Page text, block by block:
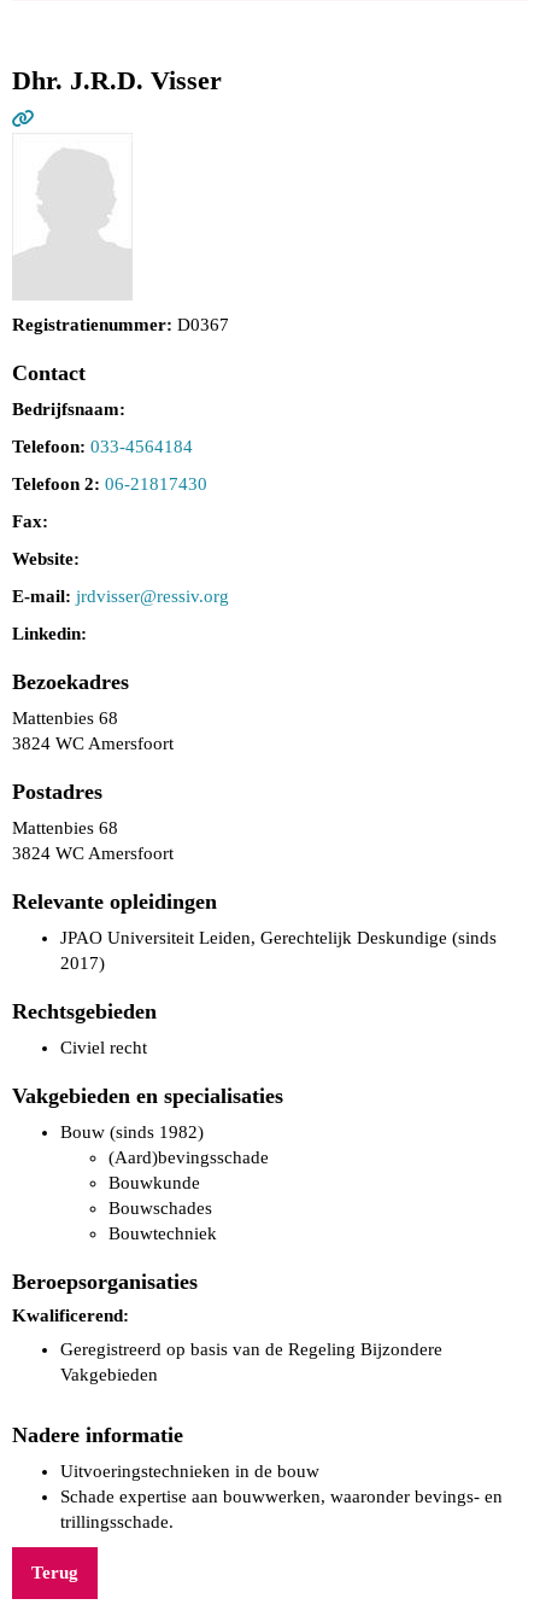
Dhr. J.R.D. Visser
Registratienummer: D0367
Contact
Bedrijfsnaam:
Telefoon: 033-4564184
Telefoon 2: 06-21817430
Fax:
Website:
E-mail: jrdvisser@ressiv.org
Linkedin:
Bezoekadres
Mattenbies 68
3824 WC Amersfoort
Postadres
Mattenbies 68
3824 WC Amersfoort
Relevante opleidingen
JPAO Universiteit Leiden, Gerechtelijk Deskundige (sinds
2017)
Rechtsgebieden
Civiel recht
Vakgebieden en specialisaties
Bouw (sinds 1982)
(Aard)bevingsschade
Bouwkunde
Bouwschades
Bouwtechniek
Beroepsorganisaties
Kwalificerend:
Geregistreerd op basis van de Regeling Bijzondere
Vakgebieden
Nadere informatie
Uitvoeringstechnieken in de bouw
Schade expertise aan bouwwerken, waaronder bevings- en
trillingsschade.
Terug